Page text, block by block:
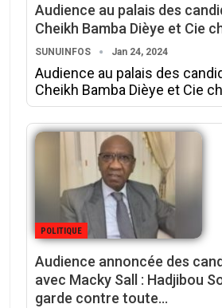
Audience au palais des
Cheikh Bamba Dièye et Cie
SUNUINFOS Jan 24, 2024
Audience au palais des
Cheikh Bamba Dièye et Cie
POLITIQUE
Audience annoncée des
avec Macky Sall : Hadjibou
garde contre toute…